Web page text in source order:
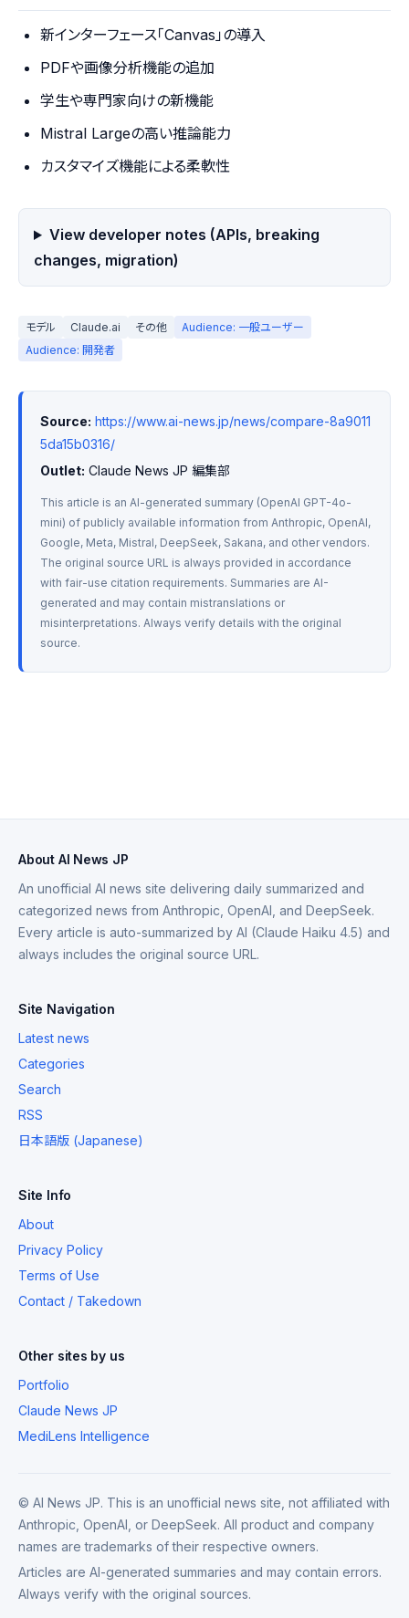
新インターフェース「Canvas」の導入
PDFや画像分析機能の追加
学生や専門家向けの新機能
Mistral Largeの高い推論能力
カスタマイズ機能による柔軟性
View developer notes (APIs, breaking
changes, migration)
モデル Claude.ai その他
Audience: 一般ユーザー
Audience: 開発者
Source: https://www.ai-news.jp/news/compare-8a9011
5da15b0316/
Outlet: Claude News JP 編集部
This article is an AI-generated summary (OpenAI GPT-4o-
mini) of publicly available information from Anthropic, OpenAI,
Google, Meta, Mistral, DeepSeek, Sakana, and other vendors.
The original source URL is always provided in accordance
with fair-use citation requirements. Summaries are AI-
generated and may contain mistranslations or
misinterpretations. Always verify details with the original
source.
About AI News JP
An unofficial AI news site delivering daily summarized and
categorized news from Anthropic, OpenAI, and DeepSeek.
Every article is auto-summarized by AI (Claude Haiku 4.5) and
always includes the original source URL.
Site Navigation
Latest news
Categories
Search
RSS
日本語版 (Japanese)
Site Info
About
Privacy Policy
Terms of Use
Contact / Takedown
Other sites by us
Portfolio
Claude News JP
MediLens Intelligence
© AI News JP. This is an unofficial news site, not affiliated with
Anthropic, OpenAI, or DeepSeek. All product and company
names are trademarks of their respective owners.
Articles are AI-generated summaries and may contain errors.
Always verify with the original sources.